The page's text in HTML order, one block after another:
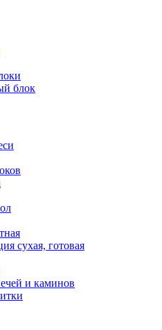
блок
сухая, готовая
и каминов